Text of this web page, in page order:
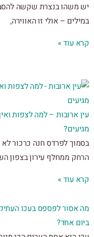
בנצרת שקשה להסביר
– אולי זו האווירה,
עוד »
ארובות – למה לצפות ואיך
לפרדס חנה כרכור לא
ממחלף עירון בצפון השרון,
עוד »
לפספס בעכו העתיקה
אחד?